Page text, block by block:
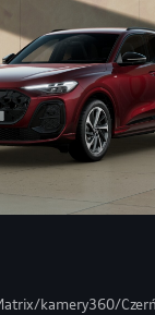
kamery360/